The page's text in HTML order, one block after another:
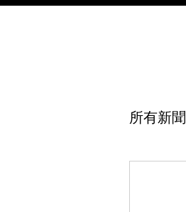
所有新聞